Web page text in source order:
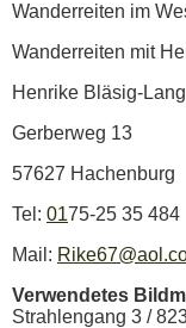
Wanderreiten im
Wanderreiten mit
Henrike Bläsig-Lang
Gerberweg 13
57627 Hachenburg
Tel: 0175-25 35 484
Mail:
Verwendetes
Strahlengang 3 /